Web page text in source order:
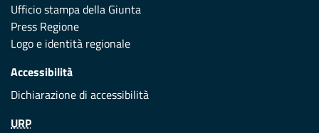
Ufficio stampa della Giunta
Press Regione
Logo e identità regionale
Accessibilità
Dichiarazione di accessibilità
URP